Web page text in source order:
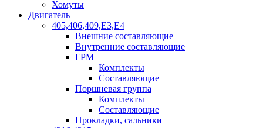
Хомуты
Двигатель
405,406,409,Е3,Е4
Внешние составляющие
Внутренние составляющие
ГРМ
Комплекты
Составляющие
Поршневая группа
Комплекты
Составляющие
Прокладки, сальники